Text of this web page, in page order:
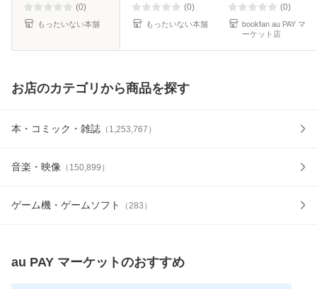
便送料無料】
(0)
もったいない本舗
(0)
もったいない本舗
(0)
bookfan au PAY マ
ーケット店
お店のカテゴリから商品を探す
本・コミック・雑誌 （ 1,253,767 ）
音楽・映像 （ 150,899 ）
ゲーム機・ゲームソフト （283 ）
au PAY マーケットのおすすめ